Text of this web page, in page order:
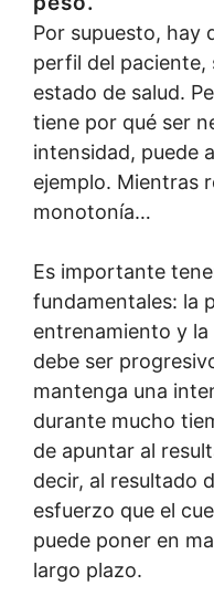
Por supuesto, hay
perfil del paciente,
estado de salud.
tiene por qué ser
intensidad, puede
ejemplo. Mientras
monotonía…
Es importante
fundamentales: la
entrenamiento y
debe ser
mantenga una
durante mucho
de apuntar al
decir, al resultado
esfuerzo que el
puede poner en
largo plazo.